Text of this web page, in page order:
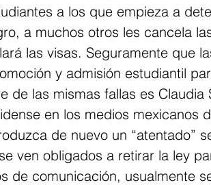
a los que empieza a
a muchos otros les cancela
las visas. Seguramente que
y admisión estudiantil
de las mismas fallas es
en los medios mexicanos
de nuevo un “atentado”
ven obligados a retirar la ley
de comunicación, usualmente